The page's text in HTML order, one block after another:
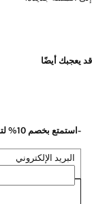
قد يعجبك أيضًا
-استمتع بخصم 10% لتسوقك القادم عند اشتراكك في نشرتنا الاخبارية
البريد الإلكتروني